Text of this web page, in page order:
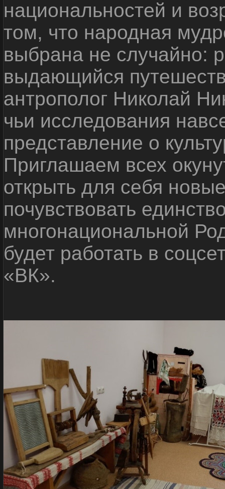
национальностей и
том, что народная
выбрана не случайно:
выдающийся
антрополог Николай
чьи исследования
представление о
Приглашаем всех
открыть для себя
почувствовать
многонациональной
будет работать в
«ВК».